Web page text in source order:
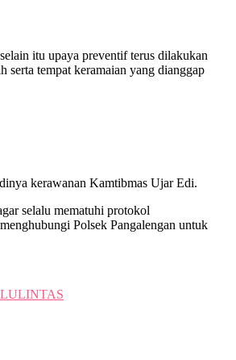
itu upaya preventif terus dilakukan
serta tempat keramaian yang dianggap
kerawanan Kamtibmas Ujar Edi.
selalu mematuhi protokol
Polsek Pangalengan untuk